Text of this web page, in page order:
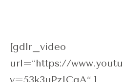
[gdlr_video
url=“https://